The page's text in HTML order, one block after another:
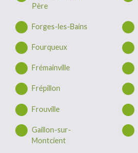
Père
Forges-les-Bains
Fourqueux
Frémainville
Frépillon
Frouville
Gaillon-sur-
Montcient